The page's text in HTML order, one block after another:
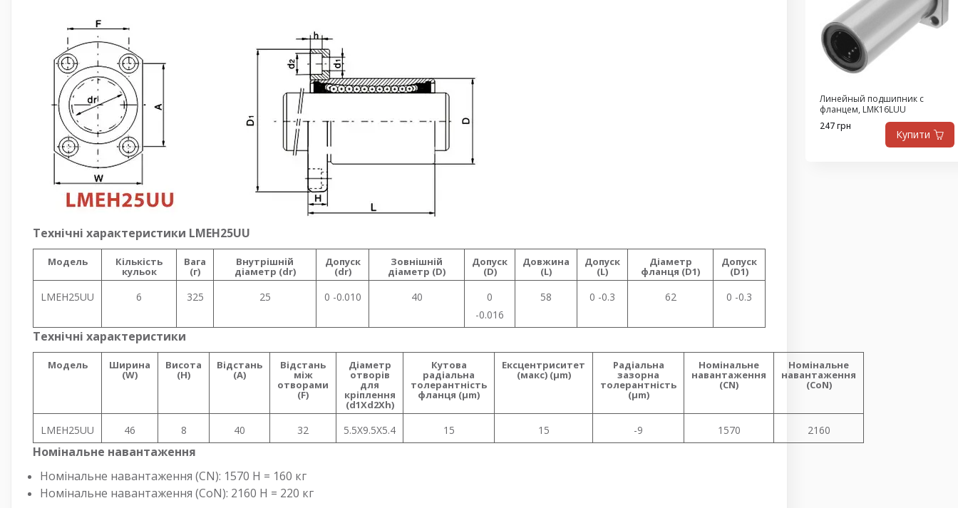
Технічні характеристики LMEH25UU
Модель Кількість
кульок
Вага
(г)
Внутрішній
діаметр (dr)
Допуск
(dr)
Зовнішній
діаметр (D)
Допуск
(D)
Довжина
(L)
Допуск
(L)
Діаметр
фланця (D1)
Допуск
(D1)
LMEH25UU 6 325 25 0 -0.010 40
0
-0.016
58 0 -0.3 62 0 -0.3
Технічні характеристики
Модель Ширина
(W)
Висота
(H)
Відстань
(A)
Відстань
між
отворами
(F)
Діаметр
отворів
для
кріплення
(d1Xd2Xh)
Кутова
радіальна
толерантність
фланця (µm)
Ексцентриситет
(макс) (µm)
Радіальна
зазорна
толерантність
(µm)
Номінальне
навантаження
(CN)
Номінальне
навантаження
(CoN)
LMEH25UU 46 8 40 32 5.5X9.5X5.4 15 15 -9 1570 2160
Номінальне навантаження
Номінальне навантаження (CN): 1570 Н = 160 кг
Номінальне навантаження (CoN): 2160 Н = 220 кг
Линейный подшипник с
фланцем, LMK16LUU
247 грн
Купити